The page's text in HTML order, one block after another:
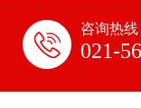
咨询热线
021-